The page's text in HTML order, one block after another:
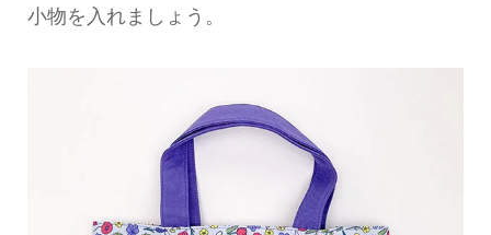
小物を入れましょう。